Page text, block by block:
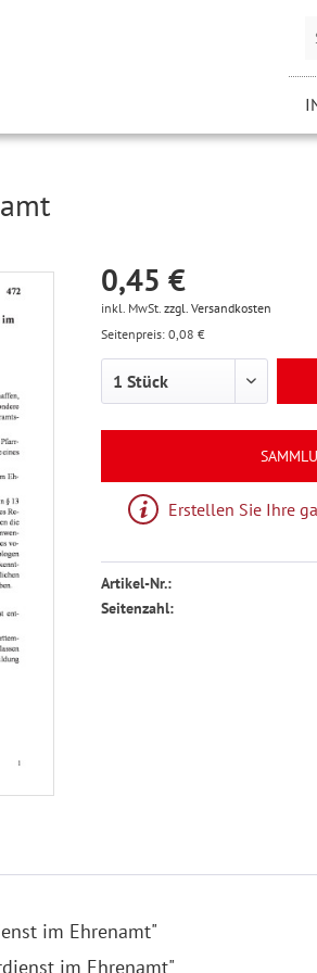
0,45 €
inkl. MwSt. zzgl. Versandkosten
Seitenpreis: 0,08 €
Erstellen Sie Ihre
Artikel-Nr.:
Seitenzahl:
im Ehrenamt"
im Ehrenamt"